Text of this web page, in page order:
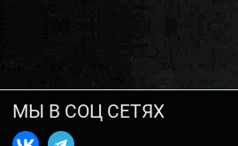
МЫ В СОЦ СЕТЯХ